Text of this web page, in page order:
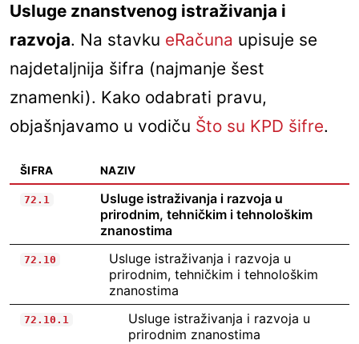
Usluge znanstvenog istraživanja i
razvoja. Na stavku eRačuna upisuje se
najdetaljnija šifra (najmanje šest
znamenki). Kako odabrati pravu,
objašnjavamo u vodiču Što su KPD šifre.
ŠIFRA NAZIV
72.1
Usluge istraživanja i razvoja u
prirodnim, tehničkim i tehnološkim
znanostima
72.10
Usluge istraživanja i razvoja u
prirodnim, tehničkim i tehnološkim
znanostima
72.10.1
Usluge istraživanja i razvoja u
prirodnim znanostima